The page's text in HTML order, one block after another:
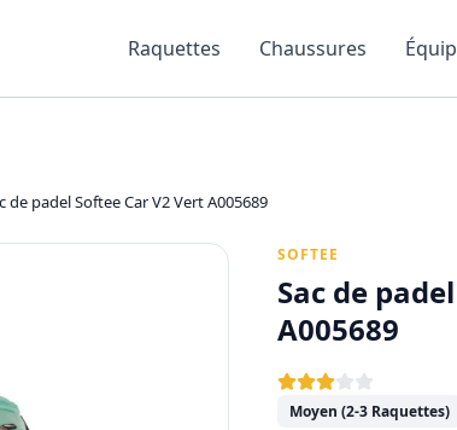
Raquettes Chaussures
de padel Softee Car V2 Vert A005689
SOFTEE
Sac de
A005689
Moyen (2-3 Raquettes)